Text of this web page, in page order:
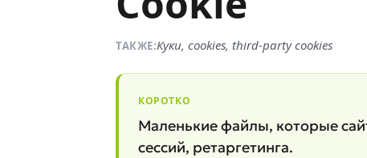
ТАКЖЕ:Куки, cookies, third-party cookies
КОРОТКО
Маленькие файлы, которые
сессий, ретаргетинга.